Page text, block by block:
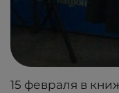
15 февраля в